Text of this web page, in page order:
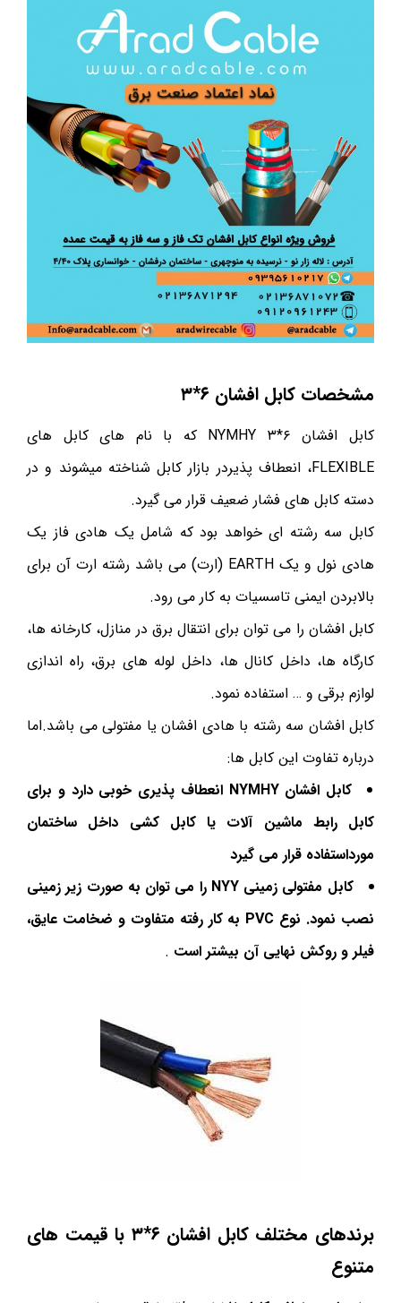
مشخصات کابل افشان ۶*۳
کابل افشان ۶*۳ NYMHY که با نام های کابل های
FLEXIBLE، انعطاف پذیردر بازار کابل شناخته میشوند و در
دسته کابل های فشار ضعیف قرار می گیرد.
کابل سه رشته ای خواهد بود که شامل یک هادی فاز یک
هادی نول و یک EARTH (ارت) می باشد رشته ارت آن برای
بالابردن ایمنی تاسسیات به کار می رود.
کابل افشان را می توان برای انتقال برق در منازل، کارخانه ها،
کارگاه ها، داخل کانال ها، داخل لوله های برق، راه اندازی
لوازم برقی و … استفاده نمود.
کابل افشان سه رشته با هادی افشان یا مفتولی می باشد.اما
درباره تفاوت این کابل ها:
کابل افشانNYMHY انعطاف پذیری خوبی دارد و برای
کابل رابط ماشین آلات یا کابل کشی داخل ساختمان
مورداستفاده قرار می گیرد
کابل مفتولی زمینیNYY را می توان به صورت زیر زمینی
نصب نمود. نوع PVC به کار رفته متفاوت و ضخامت عایق،
فیلر و روکش نهایی آن بیشتر است .
برندهای مختلف کابل افشان ۶*۳ با قیمت های
متنوع